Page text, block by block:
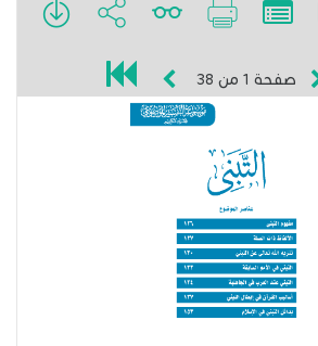
صفحة 1 من 38